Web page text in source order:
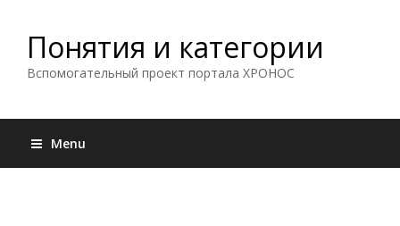
Понятия и категории
Вспомогательный проект портала ХРОНОС
Menu